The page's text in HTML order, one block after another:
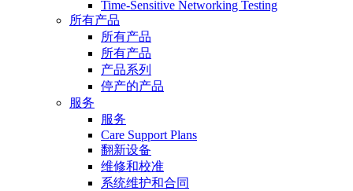
Time-Sensitive Networking Testing
所有产品
所有产品
所有产品
产品系列
停产的产品
服务
服务
Care Support Plans
翻新设备
维修和校准
系统维护和合同